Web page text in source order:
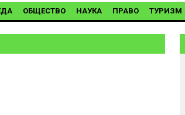
ОБЩЕСТВО НАУКА ПРАВО ТУРИЗМ